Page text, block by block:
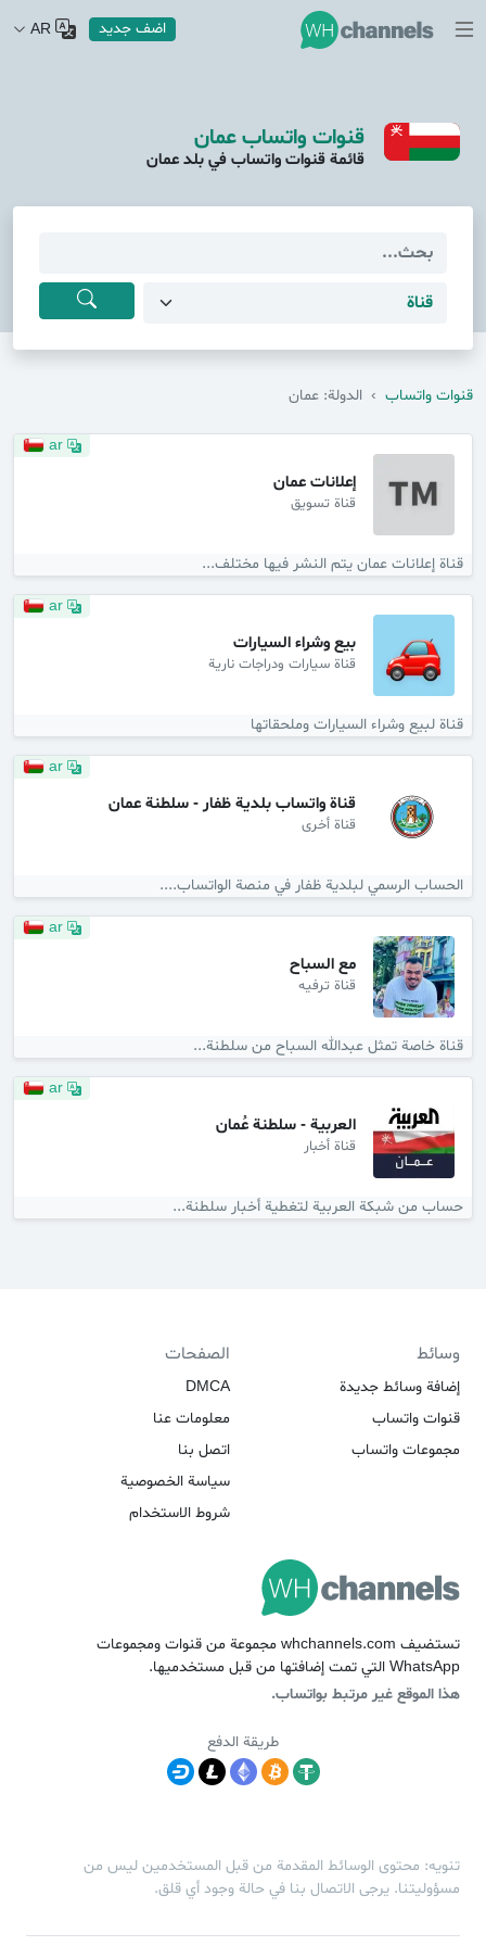
اضف جديد
قنوات واتساب عمان
قائمة قنوات واتساب في بلد عمان
قنوات واتساب › الدولة: عمان
إعلانات عمان
قناة تسويق
قناة إعلانات عمان يتم النشر فيها مختلف...
بيع وشراء السيارات
قناة سيارات ودراجات نارية
قناة لبيع وشراء السيارات وملحقاتها
قناة واتساب بلدية ظفار - سلطنة عمان
قناة أخرى
الحساب الرسمي لبلدية ظفار في منصة الواتساب....
مع السباح
قناة ترفيه
قناة خاصة تمثل عبدالله السباح من سلطنة...
العربية - سلطنة عُمان
قناة أخبار
حساب من شبكة العربية لتغطية أخبار سلطنة...
وسائط
إضافة وسائط جديدة
قنوات واتساب
مجموعات واتساب
الصفحات
DMCA
معلومات عنا
اتصل بنا
سياسة الخصوصية
شروط الاستخدام
تستضيف whchannels.com مجموعة من قنوات ومجموعات
WhatsApp التي تمت إضافتها من قبل مستخدميها.
هذا الموقع غير مرتبط بواتساب.
طريقة الدفع
تنويه: محتوى الوسائط المقدمة من قبل المستخدمين ليس من
مسؤوليتنا. يرجى الاتصال بنا في حالة وجود أي قلق.